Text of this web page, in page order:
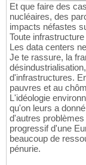
Et que faire des
nucléaires, des
impacts néfastes
Toute
Les data centers
Je te rassure, la
d'infrastructures.
pauvres et au
L'idéologie
qu'on leurs a
d'autres
progressif d'une
beaucoup de
pénurie.